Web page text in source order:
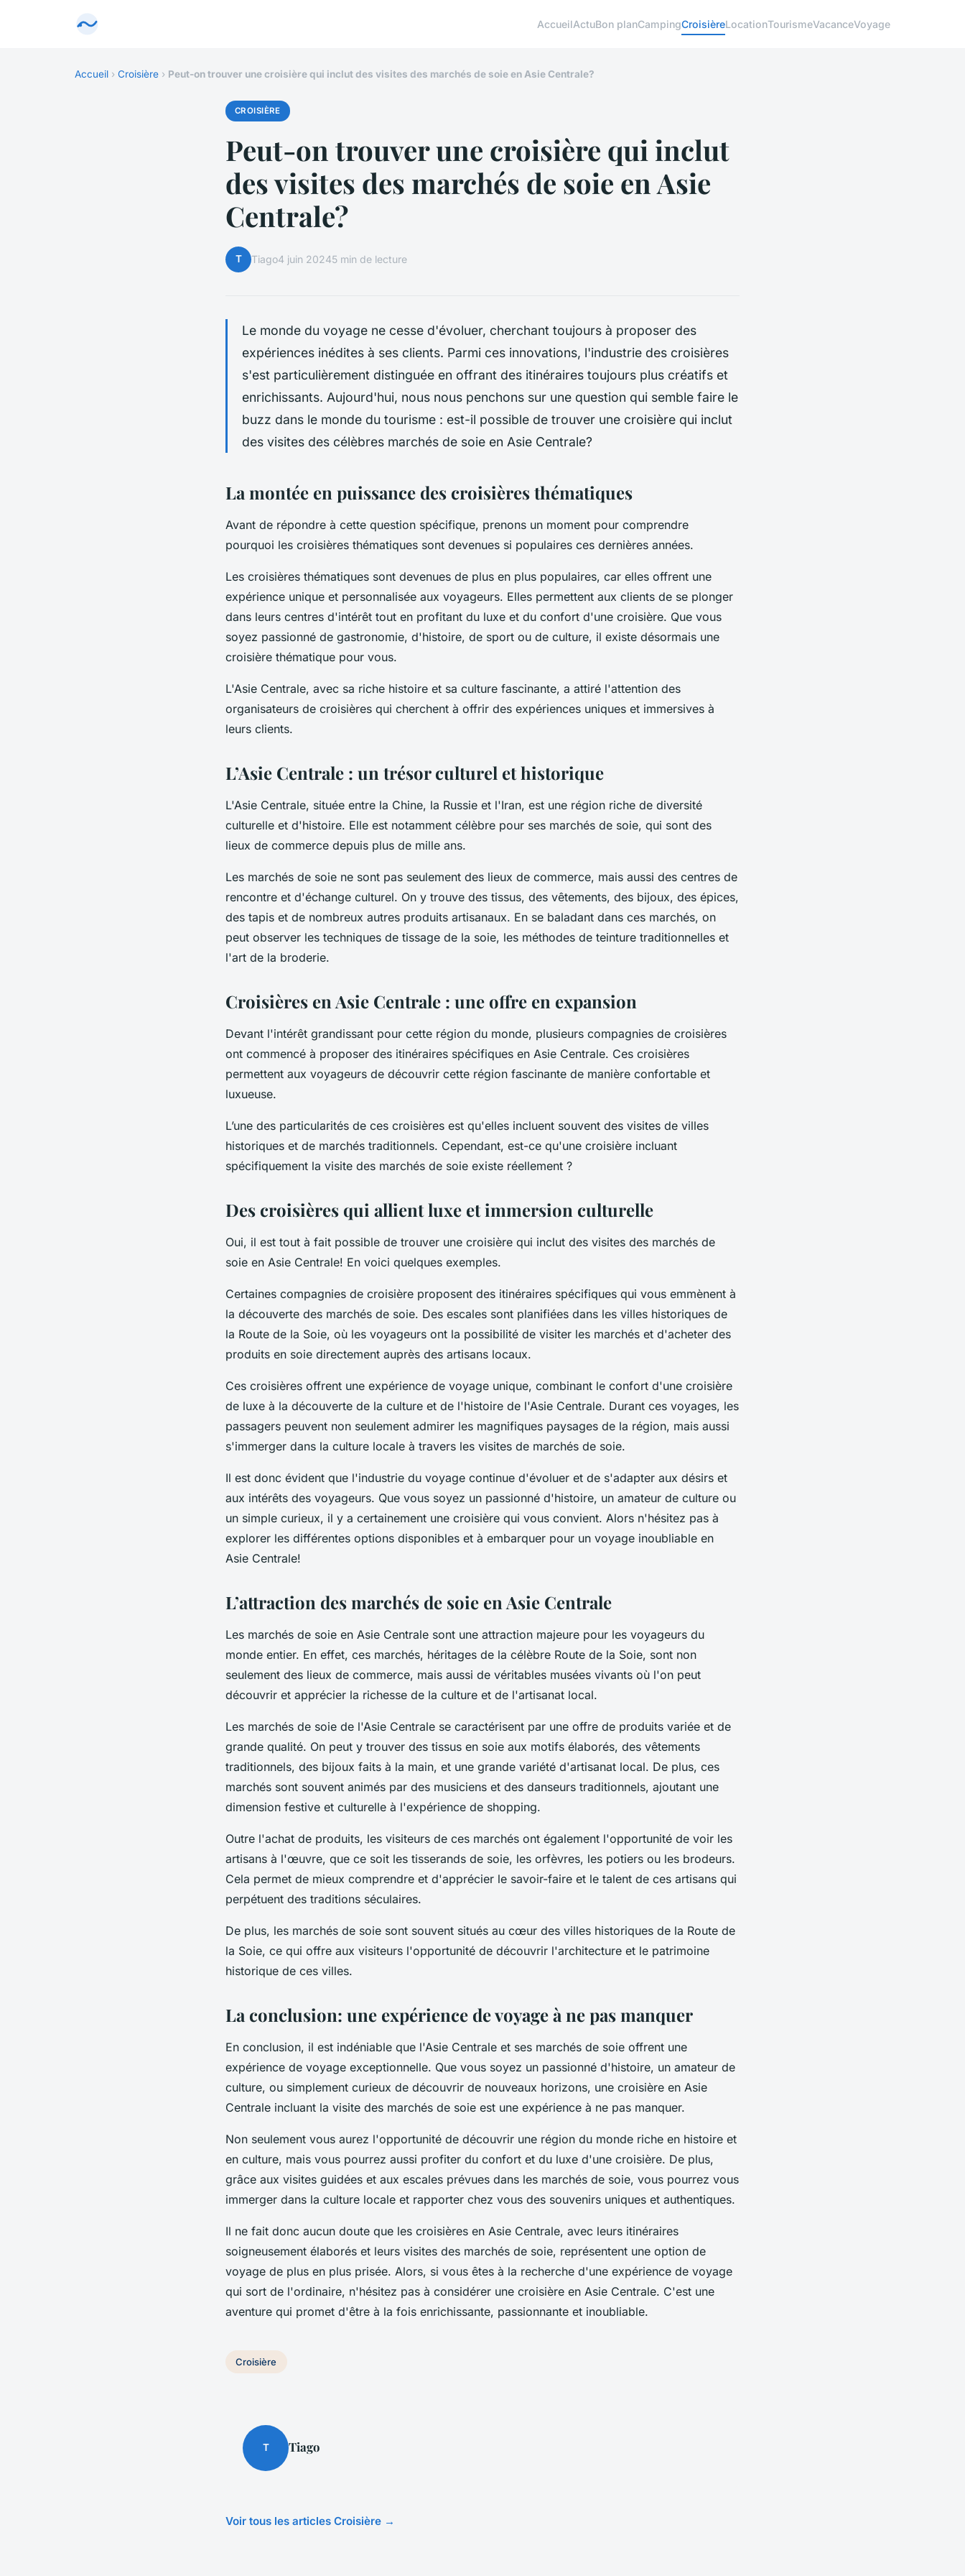
AccueilActuBon planCampingCroisièreLocationTourismeVacanceVoyage
Accueil › Croisière › Peut-on trouver une croisière qui inclut des visites des marchés de soie en Asie Centrale?
CROISIÈRE
Peut-on trouver une croisière qui inclut
des visites des marchés de soie en Asie
Centrale?
T Tiago4 juin 20245 min de lecture
Le monde du voyage ne cesse d'évoluer, cherchant toujours à proposer des
expériences inédites à ses clients. Parmi ces innovations, l'industrie des croisières
s'est particulièrement distinguée en offrant des itinéraires toujours plus créatifs et
enrichissants. Aujourd'hui, nous nous penchons sur une question qui semble faire le
buzz dans le monde du tourisme : est-il possible de trouver une croisière qui inclut
des visites des célèbres marchés de soie en Asie Centrale?
La montée en puissance des croisières thématiques
Avant de répondre à cette question spécifique, prenons un moment pour comprendre
pourquoi les croisières thématiques sont devenues si populaires ces dernières années.
Les croisières thématiques sont devenues de plus en plus populaires, car elles offrent une
expérience unique et personnalisée aux voyageurs. Elles permettent aux clients de se plonger
dans leurs centres d'intérêt tout en profitant du luxe et du confort d'une croisière. Que vous
soyez passionné de gastronomie, d'histoire, de sport ou de culture, il existe désormais une
croisière thématique pour vous.
L'Asie Centrale, avec sa riche histoire et sa culture fascinante, a attiré l'attention des
organisateurs de croisières qui cherchent à offrir des expériences uniques et immersives à
leurs clients.
L’Asie Centrale : un trésor culturel et historique
L'Asie Centrale, située entre la Chine, la Russie et l'Iran, est une région riche de diversité
culturelle et d'histoire. Elle est notamment célèbre pour ses marchés de soie, qui sont des
lieux de commerce depuis plus de mille ans.
Les marchés de soie ne sont pas seulement des lieux de commerce, mais aussi des centres de
rencontre et d'échange culturel. On y trouve des tissus, des vêtements, des bijoux, des épices,
des tapis et de nombreux autres produits artisanaux. En se baladant dans ces marchés, on
peut observer les techniques de tissage de la soie, les méthodes de teinture traditionnelles et
l'art de la broderie.
Croisières en Asie Centrale : une offre en expansion
Devant l'intérêt grandissant pour cette région du monde, plusieurs compagnies de croisières
ont commencé à proposer des itinéraires spécifiques en Asie Centrale. Ces croisières
permettent aux voyageurs de découvrir cette région fascinante de manière confortable et
luxueuse.
L’une des particularités de ces croisières est qu'elles incluent souvent des visites de villes
historiques et de marchés traditionnels. Cependant, est-ce qu'une croisière incluant
spécifiquement la visite des marchés de soie existe réellement ?
Des croisières qui allient luxe et immersion culturelle
Oui, il est tout à fait possible de trouver une croisière qui inclut des visites des marchés de
soie en Asie Centrale! En voici quelques exemples.
Certaines compagnies de croisière proposent des itinéraires spécifiques qui vous emmènent à
la découverte des marchés de soie. Des escales sont planifiées dans les villes historiques de
la Route de la Soie, où les voyageurs ont la possibilité de visiter les marchés et d'acheter des
produits en soie directement auprès des artisans locaux.
Ces croisières offrent une expérience de voyage unique, combinant le confort d'une croisière
de luxe à la découverte de la culture et de l'histoire de l'Asie Centrale. Durant ces voyages, les
passagers peuvent non seulement admirer les magnifiques paysages de la région, mais aussi
s'immerger dans la culture locale à travers les visites de marchés de soie.
Il est donc évident que l'industrie du voyage continue d'évoluer et de s'adapter aux désirs et
aux intérêts des voyageurs. Que vous soyez un passionné d'histoire, un amateur de culture ou
un simple curieux, il y a certainement une croisière qui vous convient. Alors n'hésitez pas à
explorer les différentes options disponibles et à embarquer pour un voyage inoubliable en
Asie Centrale!
L’attraction des marchés de soie en Asie Centrale
Les marchés de soie en Asie Centrale sont une attraction majeure pour les voyageurs du
monde entier. En effet, ces marchés, héritages de la célèbre Route de la Soie, sont non
seulement des lieux de commerce, mais aussi de véritables musées vivants où l'on peut
découvrir et apprécier la richesse de la culture et de l'artisanat local.
Les marchés de soie de l'Asie Centrale se caractérisent par une offre de produits variée et de
grande qualité. On peut y trouver des tissus en soie aux motifs élaborés, des vêtements
traditionnels, des bijoux faits à la main, et une grande variété d'artisanat local. De plus, ces
marchés sont souvent animés par des musiciens et des danseurs traditionnels, ajoutant une
dimension festive et culturelle à l'expérience de shopping.
Outre l'achat de produits, les visiteurs de ces marchés ont également l'opportunité de voir les
artisans à l'œuvre, que ce soit les tisserands de soie, les orfèvres, les potiers ou les brodeurs.
Cela permet de mieux comprendre et d'apprécier le savoir-faire et le talent de ces artisans qui
perpétuent des traditions séculaires.
De plus, les marchés de soie sont souvent situés au cœur des villes historiques de la Route de
la Soie, ce qui offre aux visiteurs l'opportunité de découvrir l'architecture et le patrimoine
historique de ces villes.
La conclusion: une expérience de voyage à ne pas manquer
En conclusion, il est indéniable que l'Asie Centrale et ses marchés de soie offrent une
expérience de voyage exceptionnelle. Que vous soyez un passionné d'histoire, un amateur de
culture, ou simplement curieux de découvrir de nouveaux horizons, une croisière en Asie
Centrale incluant la visite des marchés de soie est une expérience à ne pas manquer.
Non seulement vous aurez l'opportunité de découvrir une région du monde riche en histoire et
en culture, mais vous pourrez aussi profiter du confort et du luxe d'une croisière. De plus,
grâce aux visites guidées et aux escales prévues dans les marchés de soie, vous pourrez vous
immerger dans la culture locale et rapporter chez vous des souvenirs uniques et authentiques.
Il ne fait donc aucun doute que les croisières en Asie Centrale, avec leurs itinéraires
soigneusement élaborés et leurs visites des marchés de soie, représentent une option de
voyage de plus en plus prisée. Alors, si vous êtes à la recherche d'une expérience de voyage
qui sort de l'ordinaire, n'hésitez pas à considérer une croisière en Asie Centrale. C'est une
aventure qui promet d'être à la fois enrichissante, passionnante et inoubliable.
Croisière
T Tiago
Voir tous les articles Croisière →